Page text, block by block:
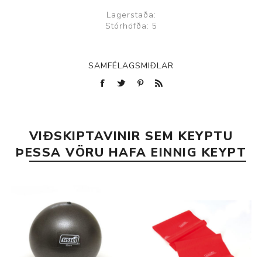
Lagerstaða:
Stórhöfða: 5
SAMFÉLAGSMIÐLAR
VIÐSKIPTAVINIR SEM KEYPTU
ÞESSA VÖRU HAFA EINNIG KEYPT